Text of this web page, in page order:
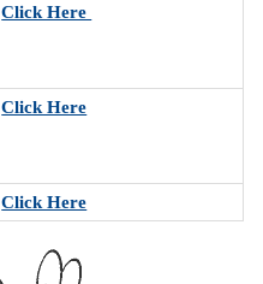
Click Here
Click Here
Click Here